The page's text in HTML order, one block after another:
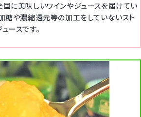
に美味しいワインやジュースを届けてい
糖や濃縮還元等の加工をしていないスト
ースです。